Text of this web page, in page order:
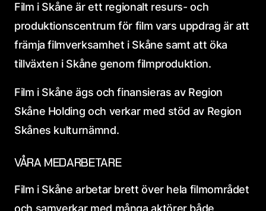
Film i Skåne är ett regionalt resurs- och
produktionscentrum för film vars uppdrag är att
främja filmverksamhet i Skåne samt att öka
tillväxten i Skåne genom filmproduktion.
Film i Skåne ägs och finansieras av Region
Skåne Holding och verkar med stöd av Region
Skånes kulturnämnd.
VÅRA MEDARBETARE
Film i Skåne arbetar brett över hela filmområdet
och samverkar med många aktörer både